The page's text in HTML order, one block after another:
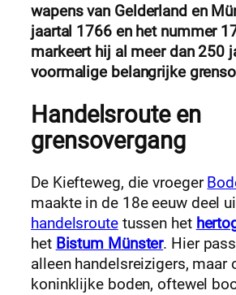
wapens van Gelderland en
jaartal 1766 en het nummer
markeert hij al meer dan 250
voormalige belangrijke
Handelsroute en
grensovergang
De Kiefteweg, die vroeger
maakte in de 18e eeuw deel
handelsroutetussen het
het Bistum Münster. Hier
alleen handelsreizigers, maar
koninklijke boden, oftewel